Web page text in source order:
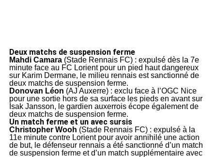
Deux matchs de suspension ferme
Mahdi Camara(Stade Rennais FC) : expulsé dès la 7e
minute face au FC Lorient pour un pied haut dangereux
sur Karim Dermane, le milieu rennais est sanctionné de
deux matchs de suspension ferme.
Donovan Léon (AJ Auxerre) : exclu face à l’OGC Nice
pour une sortie hors de sa surface les pieds en avant sur
Isak Jansson, le gardien auxerrois écope également de
deux matchs de suspension ferme.
Un match ferme et un avec sursis
Christopher Wooh (Stade Rennais FC) : expulsé à la
11e minute contre Lorient pour avoir annihilé une action
de but, le défenseur rennais a été sanctionné d’un match
de suspension ferme et d’un match supplémentaire avec